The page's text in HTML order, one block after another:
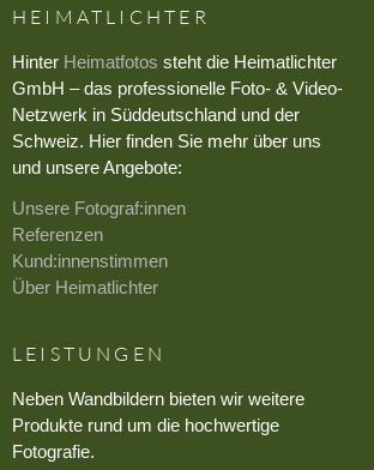
HEIMATLICHTER
Hinter Heimatfotos steht die Heimatlichter
GmbH – das professionelle Foto- & Video-
Netzwerk in Süddeutschland und der
Schweiz. Hier finden Sie mehr über uns
und unsere Angebote:
Unsere Fotograf:innen
Referenzen
Kund:innenstimmen
Über Heimatlichter
LEISTUNGEN
Neben Wandbildern bieten wir weitere
Produkte rund um die hochwertige
Fotografie.